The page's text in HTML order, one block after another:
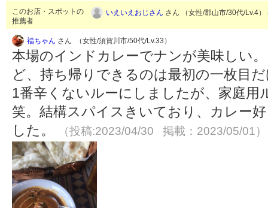
このお店・スポットの
推薦者
いえいえおじさん さん （女性/郡山市/30代/Lv.4）
福ちゃん さん （女性/須賀川市/50代/Lv.33）
本場のインドカレーでナンが美味しい
ど、持ち帰りできるのは最初の一枚目
1番辛くないルーにしましたが、家庭用
笑。結構スパイスきいており、カレー
した。
（投稿:2023/04/30 掲載：2023/05/01）